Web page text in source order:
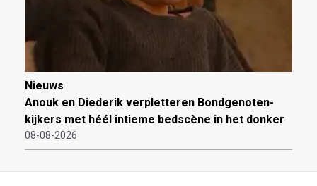
Nieuws
Anouk en Diederik verpletteren Bondgenoten-
kijkers met héél intieme bedscène in het donker
08-08-2026